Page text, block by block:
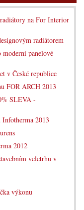
na For Interior
radiátorem
panelové
v České republice
FOR ARCH 2013
SLEVA -
Infotherma 2013
2012
veletrhu v
výkonu